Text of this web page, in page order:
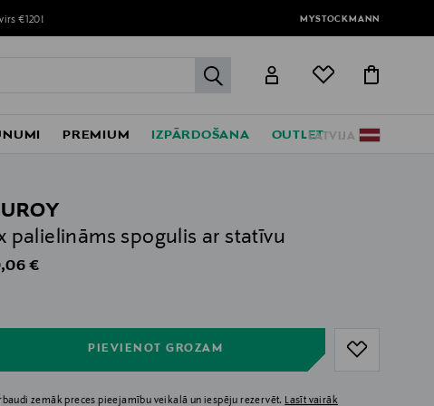
€120! MYSTOCKMANN
label.header.go
LATVIJA
PREMIUM IZPĀRDOŠANA OUTLET
palielināms spogulis ar statīvu
Price
€
PIEVIENOT GROZAM
zemāk preces pieejamību veikalā un iespēju rezervēt. Lasīt vairāk